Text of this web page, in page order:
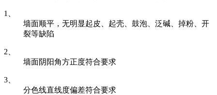
1、
墙面顺平，无明显起皮、起壳、鼓泡、泛碱、掉粉、开
裂等缺陷
2、
墙面阴阳角方正度符合要求
3、
分色线直线度偏差符合要求